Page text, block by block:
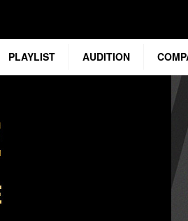
PLAYLIST AUDITION